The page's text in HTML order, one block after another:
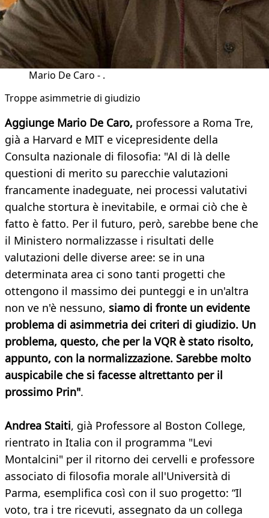
Mario De Caro - .
​Troppe asimmetrie di giudizio
Aggiunge Mario De Caro, professore a Roma Tre,
già a Harvard e MIT e vicepresidente della
Consulta nazionale di filosofia: "Al di là delle
questioni di merito su parecchie valutazioni
francamente inadeguate, nei processi valutativi
qualche stortura è inevitabile, e ormai ciò che è
fatto è fatto. Per il futuro, però, sarebbe bene che
il Ministero normalizzasse i risultati delle
valutazioni delle diverse aree: se in una
determinata area ci sono tanti progetti che
ottengono il massimo dei punteggi e in un'altra
non ve n'è nessuno, siamo di fronte un evidente
problema di asimmetria dei criteri di giudizio. Un
problema, questo, che per la VQR è stato risolto,
appunto, con la normalizzazione. Sarebbe molto
auspicabile che si facesse altrettanto per il
prossimo Prin".
Andrea Staiti, già Professore al Boston College,
rientrato in Italia con il programma "Levi
Montalcini" per il ritorno dei cervelli e professore
associato di filosofia morale all'Università di
Parma, esemplifica così con il suo progetto: “Il
voto, tra i tre ricevuti, assegnato da un collega